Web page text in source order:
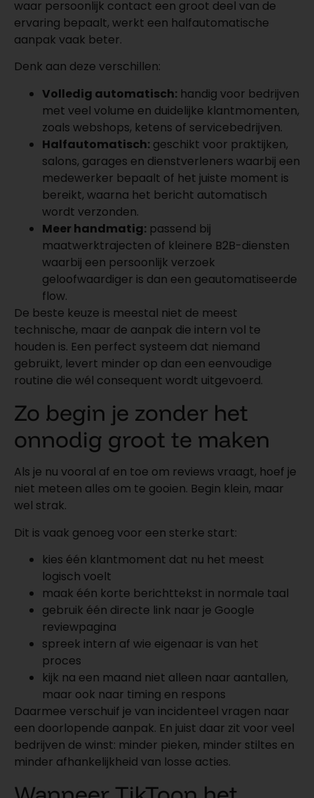
waar persoonlijk contact een groot deel van de
ervaring bepaalt, werkt een halfautomatische
aanpak vaak beter.
Denk aan deze verschillen:
Volledig automatisch: handig voor bedrijven
met veel volume en duidelijke klantmomenten,
zoals webshops, ketens of servicebedrijven.
Halfautomatisch: geschikt voor praktijken,
salons, garages en dienstverleners waarbij een
medewerker bepaalt of het juiste moment is
bereikt, waarna het bericht automatisch
wordt verzonden.
Meer handmatig: passend bij
maatwerktrajecten of kleinere B2B-diensten
waarbij een persoonlijk verzoek
geloofwaardiger is dan een geautomatiseerde
flow.
De beste keuze is meestal niet de meest
technische, maar de aanpak die intern vol te
houden is. Een perfect systeem dat niemand
gebruikt, levert minder op dan een eenvoudige
routine die wél consequent wordt uitgevoerd.
Zo begin je zonder het
onnodig groot te maken
Als je nu vooral af en toe om reviews vraagt, hoef je
niet meteen alles om te gooien. Begin klein, maar
wel strak.
Dit is vaak genoeg voor een sterke start:
kies één klantmoment dat nu het meest
logisch voelt
maak één korte berichttekst in normale taal
gebruik één directe link naar je Google
reviewpagina
spreek intern af wie eigenaar is van het
proces
kijk na een maand niet alleen naar aantallen,
maar ook naar timing en respons
Daarmee verschuif je van incidenteel vragen naar
een doorlopende aanpak. En juist daar zit voor veel
bedrijven de winst: minder pieken, minder stiltes en
minder afhankelijkheid van losse acties.